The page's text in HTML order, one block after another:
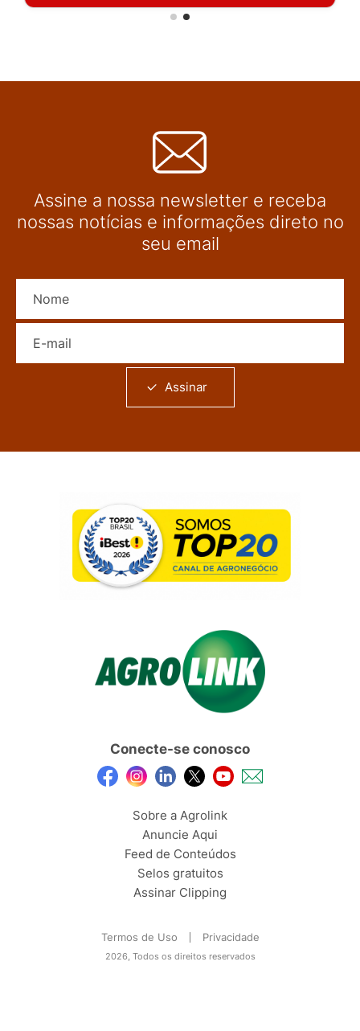
Assine a nossa newsletter e receba
nossas notícias e informações direto no
seu email
Assinar
Conecte-se conosco
Sobre a Agrolink
Anuncie Aqui
Feed de Conteúdos
Selos gratuitos
Assinar Clipping
Termos de Uso Privacidade
2026, Todos os direitos reservados